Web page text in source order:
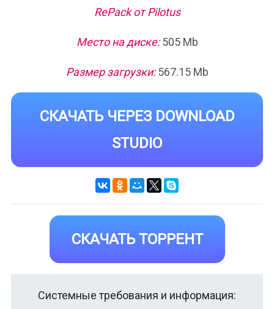
RePack от Pilotus
Место на диске:505 Mb
Размер загрузки:567.15 Mb
СКАЧАТЬ ЧЕРЕЗ DOWNLOAD
STUDIO
СКАЧАТЬ ТОРРЕНТ
Системные требования и информация: